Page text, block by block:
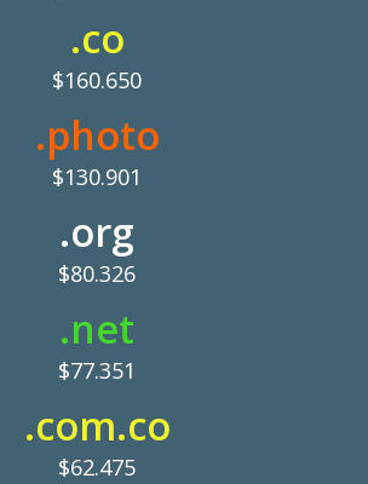
.co
$160.650
.photo
$130.901
.org
$80.326
.net
$77.351
.com.co
$62.475